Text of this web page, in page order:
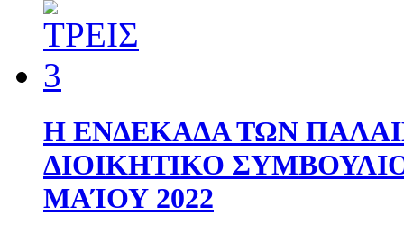
Η ΕΝΔΕΚΑΔΑ ΤΩΝ
ΔΙΟΙΚΗΤΙΚΟ
ΜΑΊΟΥ 2022